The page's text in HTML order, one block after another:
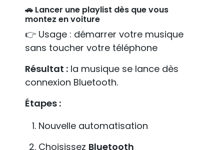
🚗 Lancer une playlist dès que vous
montez en voiture
👉 Usage : démarrer votre musique
sans toucher votre téléphone
Résultat : la musique se lance dès
connexion Bluetooth.
Étapes :
Nouvelle automatisation
Choisissez Bluetooth